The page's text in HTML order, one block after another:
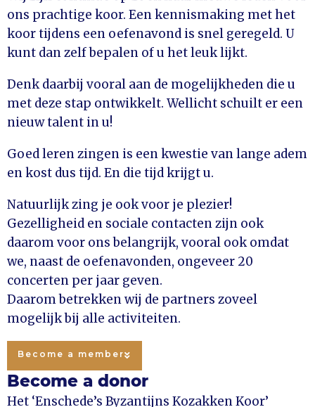
ons prachtige koor. Een kennismaking met het
koor tijdens een oefenavond is snel geregeld. U
kunt dan zelf bepalen of u het leuk lijkt.
Denk daarbij vooral aan de mogelijkheden die u
met deze stap ontwikkelt. Wellicht schuilt er een
nieuw talent in u!
Goed leren zingen is een kwestie van lange adem
en kost dus tijd. En die tijd krijgt u.
Natuurlijk zing je ook voor je plezier!
Gezelligheid en sociale contacten zijn ook
daarom voor ons belangrijk, vooral ook omdat
we, naast de oefenavonden, ongeveer 20
concerten per jaar geven.
Daarom betrekken wij de partners zoveel
mogelijk bij alle activiteiten.
Become a member
Become a donor
Het ‘Enschede’s Byzantijns Kozakken Koor’